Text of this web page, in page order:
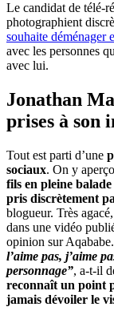
Le candidat de télé-
photographient
souhaite déménager
avec les personnes
avec lui.
Jonathan
prises à son
Tout est parti d’une
sociaux. On y
fils en pleine
pris discrètement
blogueur. Très
dans une vidéo
opinion sur Aqababe.
l’aime pas, j’aime
personnage”, a-t-il
reconnaît un point
jamais dévoiler le